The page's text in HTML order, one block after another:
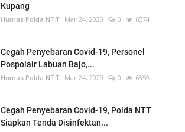
Kupang
Humas Polda NTT Mar 24, 2020 0 6574
Cegah Penyebaran Covid-19, Personel
Pospolair Labuan Bajo,...
Humas Polda NTT Mar 24, 2020 0 6859
Cegah Penyebaran Covid-19, Polda NTT
Siapkan Tenda Disinfektan...